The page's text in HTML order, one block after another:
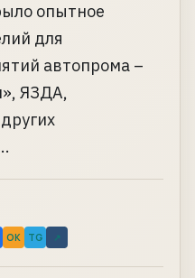
опытное
для
автопрома –
ЯЗДА,
OK TG ↗